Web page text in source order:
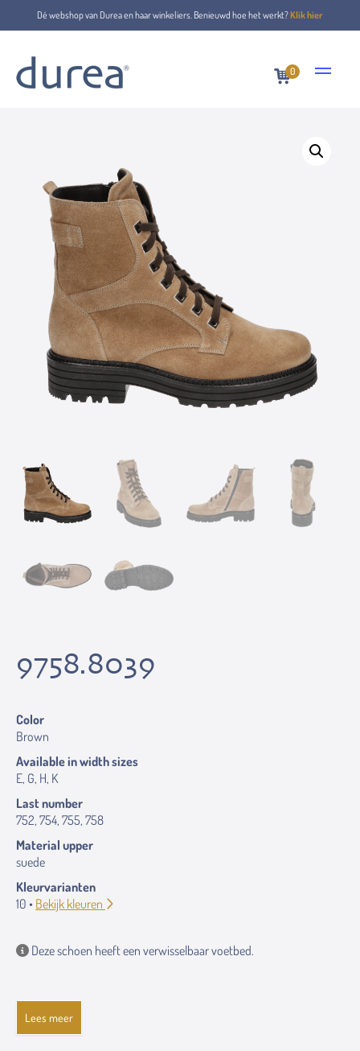
Dé webshop van Durea en haar winkeliers. Benieuwd hoe het werkt?Klik hier
0
Home Lace-up boots
9758.8039
Color
Brown
Available in width sizes
E, G, H, K
Last number
752, 754, 755, 758
Material upper
suede
Kleurvarianten
10 • Bekijk kleuren
Deze schoen heeft een verwisselbaar voetbed.
Lees meer